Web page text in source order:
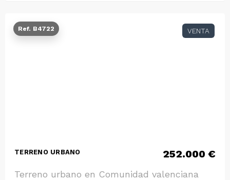
Ref. B4722 VENTA
TERRENO URBANO 252.000 €
Terreno urbano en Comunidad valenciana